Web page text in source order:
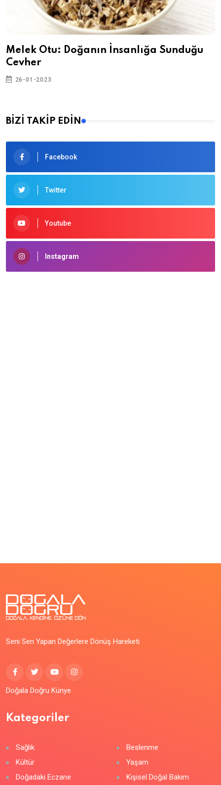
Melek Otu: Doğanın İnsanlığa Sunduğu
Cevher
26-01-2023
BİZİ TAKİP EDİN
Facebook
Twitter
Youtube
Instagram
Seni Sen Yapan Değerlere Dönüş Hareketi
Doğala Doğru Künye
Kategoriler
Sağlık
Beslenme
Kültür
Yaşam
Doğadaki Eczane
Kişisel Doğal Bakım